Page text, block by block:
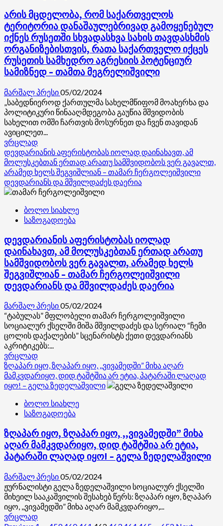
ასაფეთქებელი
მოწყობილობის
გამომგზავნ
ოდესელ
ანდრეი
შარაშიძეს
მიხეილ
არის მცდელობა, რომ საქართველოს
ტერიტორია დანაშაულებრივად გამოყენებულ
იქნეს რუსეთში სხვადასხვა სახის თავდასხმის
ორგანიზებისთვის, რათა საქართველო იქცეს
რუსეთის სამხედრო აგრესიის პოტენციურ
სამიზნედ – თამთა მეგრელიშვილი
მარშალ პრესი05/02/2024
„საბედნიეროდ ქართულმა სახელმწიფომ მოახერხა და
პოლიტიკური წინააღმდეგობა გაუწია მშვიდობის
სახელით ომში ჩართვის მოსურნეთ და ჩვენ თავიდან
ავიცილეთ...
ვრცლადRead
more
about
არის
მცდელობა,
რომ
საქართველოს
ტერიტორია
დანაშაულებრივად
იქნეს
რუსეთში
სხვადასხვა
სახის
თავდასხმის
ორგანიზებისთვის,
რათა
საქართველო
იქცეს
რუსეთის
სამხედრო
აგრესიის
პოტენციურ
სამიზნედ
–
თამთა
მეგრელიშვილი
დევდარიანის აფერისტობას იოლად დაინახავთ, ამ
მოლუსკებთან ერთად არათუ სამშვიდობოს ვერ გავალთ,
არამედ ხელს შეგვიშლიან – თამარ ჩერგოლეიშვილი
დევდარიანს და მშვილდაძეს დაერია
ბოლო სიახლე
საზოგადოება
დევდარიანის აფერისტობას იოლად
დაინახავთ, ამ მოლუსკებთან ერთად არათუ
სამშვიდობოს ვერ გავალთ, არამედ ხელს
შეგვიშლიან – თამარ ჩერგოლეიშვილი
დევდარიანს და მშვილდაძეს დაერია
მარშალ პრესი05/02/2024
“ტაბულას” მფლობელი თამარ ჩერგოლეიშვილი
სოციალურ ქსელში მიშა მშვილდაძეს და სერიალ “ჩემი
ცოლის დაქალების” სცენარისტს ქეთი დევდარიანს
აკრიტიკებს:...
ვრცლადRead
more
about
დევდარიანის
აფერისტობას
იოლად
დაინახავთ,
მოლუსკებთან
ერთად
არათუ
სამშვიდობოს
ვერ
გავალთ,
არამედ
ხელს
შეგვიშლიან
–
ზღაპარ იყო, ზღაპარ იყო, ,,ვივამედში” მიხა აღარ
მამკვდარიყო, დიდ ტაშტშია არ ეტია, პატარაში ლაღად
იყო! – გელა ზედელაშვილი
ბოლო სიახლე
საზოგადოება
ზღაპარ იყო, ზღაპარ იყო, ,,ვივამედში” მიხა
აღარ მამკვდარიყო, დიდ ტაშტშია არ ეტია,
პატარაში ლაღად იყო! – გელა ზედელაშვილი
მარშალ პრესი05/02/2024
ჟურნალისტი გელა ზედელაშვილი სოციალურ ქსელში
მიხეილ სააკაშვილის შესახებ წერს: ზღაპარ იყო, ზღაპარ
იყო, ,,ვივამედში” მიხა აღარ მამკვდარიყო,...
ვრცლადRead